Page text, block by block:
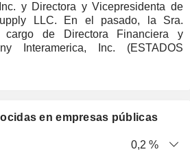
y Directora y Vicepresidenta de
LLC. En el pasado, la Sra.
cargo de Directora Financiera y
Interamerica, Inc. (ESTADOS
en empresas públicas
0,2 %